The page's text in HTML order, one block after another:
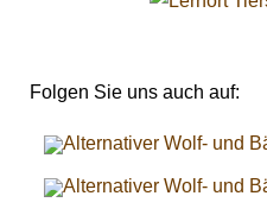
Folgen Sie uns auch auf: